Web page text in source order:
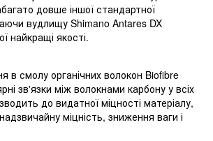
довше іншої стандартної
вудлищу Shimano Antares DX
найкращі якості.
в смолу органічних волокон Biofibre
зв'язки між волокнами карбону у всіх
до видатної міцності матеріалу,
міцність, зниження ваги і